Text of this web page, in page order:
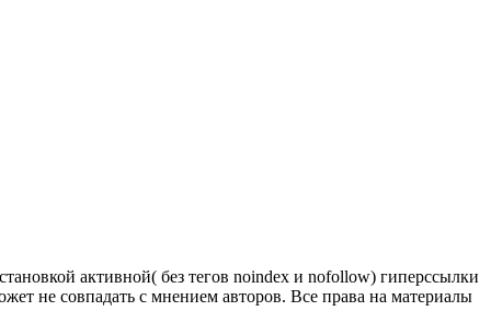
активной( без тегов noindex и nofollow) гиперссылки
не совпадать с мнением авторов. Все права на материалы